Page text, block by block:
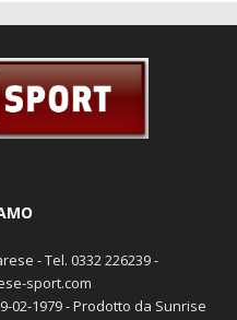
- Tel. 0332 226239 -
sport.com
02-1979 - Prodotto da Sunrise